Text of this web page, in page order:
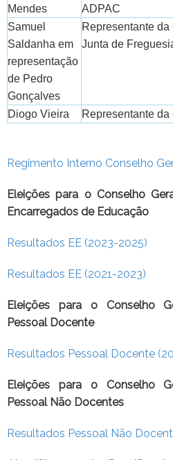
Mendes
ADPAC
Samuel
Saldanha em
representação
de Pedro
Gonçalves
Representante
Junta de
Diogo Vieira Representante
Regimento Interno Conselho
Eleições para o Conselho
Encarregados de Educação
Resultados EE (2023-2025)
Resultados EE (2021-2023)
Eleições para o Conselho
Pessoal Docente
Resultados Pessoal Docente
Eleições para o Conselho
Pessoal Não Docentes
Resultados Pessoal Não